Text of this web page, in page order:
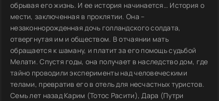
обрывая его жизнь. И ее история начинается… История о
мести, заключенная в проклятии. Она –
незаконнорожденная дочь голландского солдата,
отвергнутая им и обществом. В отчаянии мать
обращается к шаману, и платит за его помощь судьбой
Мелати. Спустя годы, она получает в наследство дом, где
тайно проводили эксперименты над человеческими
телами, превратив его в отель для несчастных туристов.
Семь лет назад Карим (Тотос Расити), Дара (Путри